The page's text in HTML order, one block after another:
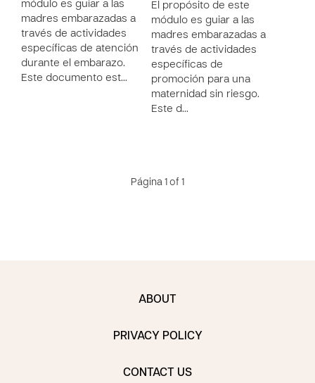
módulo es guiar a las
madres embarazadas a
través de actividades
específicas de atención
durante el embarazo.
Este documento est…
El propósito de este
módulo es guiar a las
madres embarazadas a
través de actividades
específicas de
promoción para una
maternidad sin riesgo.
Este d…
Página 1 of 1
ABOUT
PRIVACY POLICY
CONTACT US